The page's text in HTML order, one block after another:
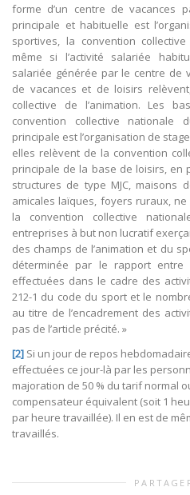
forme d’un centre de vacances
principale et habituelle est
sportives, la convention
même si l’activité salariée
salariée générée par le centre de
de vacances et de loisirs
collective de l’animation. Les
convention collective nationale
principale est l’organisation de
elles relèvent de la convention
principale de la base de loisirs, en
structures de type MJC, maisons
amicales laïques, foyers ruraux,
la convention collective
entreprises à but non lucratif
des champs de l’animation et du
déterminée par le rapport entre
effectuées dans le cadre des
212-1 du code du sport et le
au titre de l’encadrement des
pas de l’article précité. »
[2] Si un jour de repos
effectuées ce jour-là par les
majoration de 50 % du tarif normal
compensateur équivalent (soit 1
par heure travaillée). Il en est de
travaillés.